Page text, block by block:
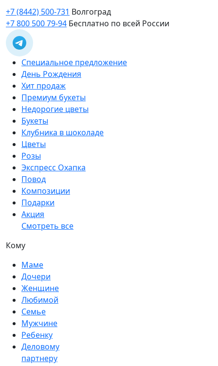
+7 (8442) 500-731 Волгоград
+7 800 500 79-94 Бесплатно по всей России
Специальное предложение
День Рождения
Хит продаж
Премиум букеты
Недорогие цветы
Букеты
Клубника в шоколаде
Цветы
Розы
Экспресс Охапка
Повод
Композиции
Подарки
Акция
Смотреть все
Кому
Маме
Дочери
Женщине
Любимой
Семье
Мужчине
Ребенку
Деловому
партнеру